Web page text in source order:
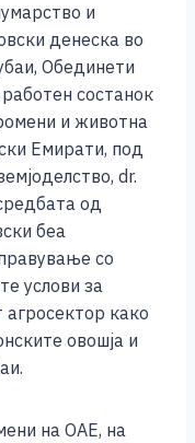
ai
l
p
y
Li
n
k
ar
e
и
денеска во
Обединети
состанок
и животна
Емирати, под
dr.
од
беа
со
услови за
како
овошја и
на ОАЕ, на